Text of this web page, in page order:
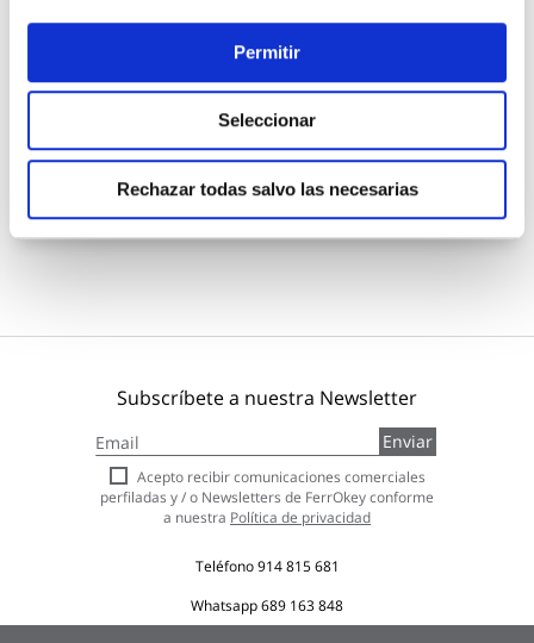
Permitir
Seleccionar
Rechazar todas salvo las necesarias
Estuche vapor hondo sin bandeja 3-4 pax verde
brabantia
21,55 €
Añadir al carrito
Subscríbete a nuestra Newsletter
a
nuestro
boletín
de
Enviar
Acepto recibir comunicaciones comerciales
perfiladas y / o Newsletters de FerrOkey conforme
a nuestra Política de privacidad
Teléfono914 815 681
Whatsapp689 163 848